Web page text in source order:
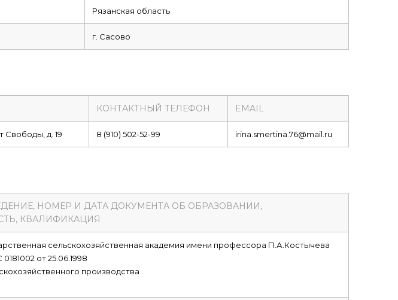
Рязанская область
г. Сасово
КОНТАКТНЫЙ ТЕЛЕФОН EMAIL
Свободы, д. 19 8 (910) 502-52-99 irina.smertina.76@mail.ru
НОМЕР И ДАТА ДОКУМЕНТА ОБ ОБРАЗОВАНИИ,
КВАЛИФИКАЦИЯ
сельскохозяйственная академия имени профессора П.А.Костычева
от 25.06.1998
производства